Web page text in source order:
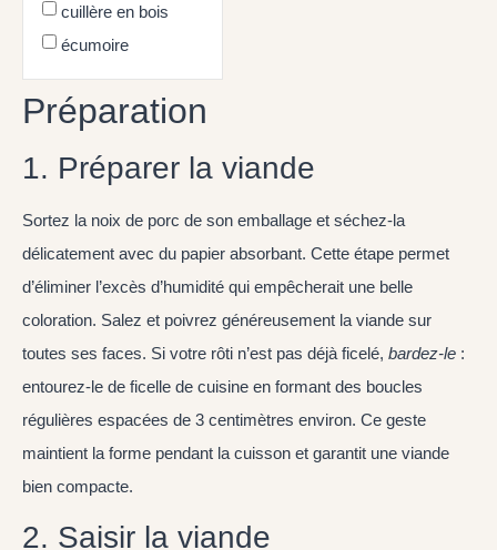
cuillère en bois
écumoire
Préparation
1. Préparer la viande
Sortez la noix de porc de son emballage et séchez-la
délicatement avec du papier absorbant. Cette étape permet
d’éliminer l’excès d’humidité qui empêcherait une belle
coloration. Salez et poivrez généreusement la viande sur
toutes ses faces. Si votre rôti n’est pas déjà ficelé, bardez-le :
entourez-le de ficelle de cuisine en formant des boucles
régulières espacées de 3 centimètres environ. Ce geste
maintient la forme pendant la cuisson et garantit une viande
bien compacte.
2. Saisir la viande